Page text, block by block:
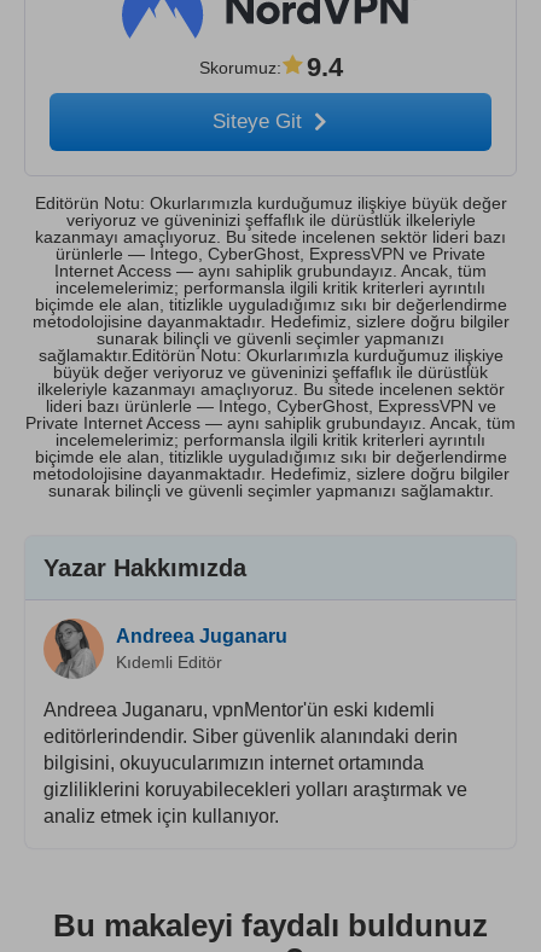
Skorumuz: 9.4
Siteye Git
Editörün Notu: Okurlarımızla kurduğumuz ilişkiye büyük değer
veriyoruz ve güveninizi şeffaflık ile dürüstlük ilkeleriyle
kazanmayı amaçlıyoruz. Bu sitede incelenen sektör lideri bazı
ürünlerle — Intego, CyberGhost, ExpressVPN ve Private
Internet Access — aynı sahiplik grubundayız. Ancak, tüm
incelemelerimiz; performansla ilgili kritik kriterleri ayrıntılı
biçimde ele alan, titizlikle uyguladığımız sıkı bir değerlendirme
metodolojisine dayanmaktadır. Hedefimiz, sizlere doğru bilgiler
sunarak bilinçli ve güvenli seçimler yapmanızı
sağlamaktır.Editörün Notu: Okurlarımızla kurduğumuz ilişkiye
büyük değer veriyoruz ve güveninizi şeffaflık ile dürüstlük
ilkeleriyle kazanmayı amaçlıyoruz. Bu sitede incelenen sektör
lideri bazı ürünlerle — Intego, CyberGhost, ExpressVPN ve
Private Internet Access — aynı sahiplik grubundayız. Ancak, tüm
incelemelerimiz; performansla ilgili kritik kriterleri ayrıntılı
biçimde ele alan, titizlikle uyguladığımız sıkı bir değerlendirme
metodolojisine dayanmaktadır. Hedefimiz, sizlere doğru bilgiler
sunarak bilinçli ve güvenli seçimler yapmanızı sağlamaktır.
Yazar Hakkımızda
Andreea Juganaru
Kıdemli Editör
Andreea Juganaru, vpnMentor'ün eski kıdemli
editörlerindendir. Siber güvenlik alanındaki derin
bilgisini, okuyucularımızın internet ortamında
gizliliklerini koruyabilecekleri yolları araştırmak ve
analiz etmek için kullanıyor.
Bu makaleyi faydalı buldunuz